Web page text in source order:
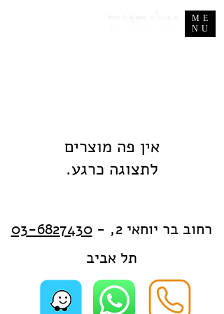
ME
NU
לתצוגה כרגע.
03-6827430- רחוב בר יוחאי 2,
תל אביב